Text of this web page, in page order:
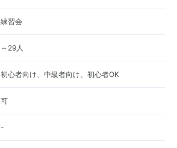
練習会
～29人
初心者向け、中級者向け、初心者OK
可
-